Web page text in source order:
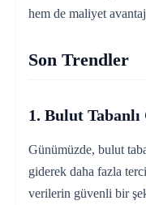
hem de maliyet
Son Trendler
1. Bulut
Günümüzde, bulut
giderek daha fazla
verilerin güvenli bir